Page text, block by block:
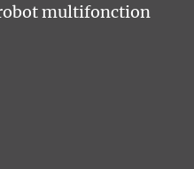
multifonction